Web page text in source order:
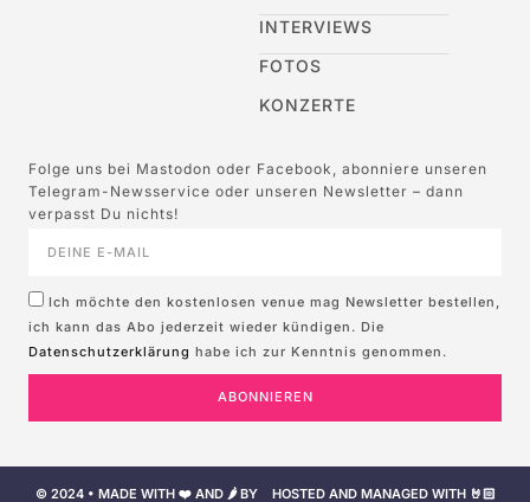
INTERVIEWS
FOTOS
KONZERTE
Folge uns bei Mastodon oder Facebook, abonniere unseren
Telegram-Newsservice oder unseren Newsletter – dann
verpasst Du nichts!
Ich möchte den kostenlosen venue mag Newsletter bestellen,
ich kann das Abo jederzeit wieder kündigen. Die
Datenschutzerklärung habe ich zur Kenntnis genommen.
ABONNIEREN
© 2024 • MADE WITH ❤️ AND 🌶️ BY
HOSTED AND MANAGED WITH 🤘🏻